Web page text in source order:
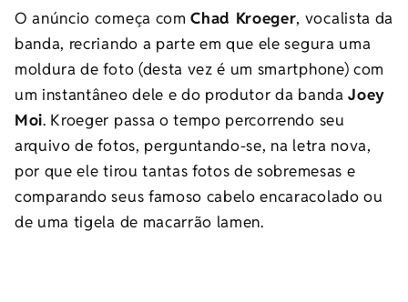
O anúncio começa comChad Kroeger, vocalista da
banda, recriando a parte em que ele segura uma
moldura de foto (desta vez é um smartphone) com
um instantâneo dele e do produtor da bandaJoey
Moi. Kroeger passa o tempo percorrendo seu
arquivo de fotos, perguntando-se, na letra nova,
por que ele tirou tantas fotos de sobremesas e
comparando seus famoso cabelo encaracolado ou
de uma tigela de macarrão lamen.